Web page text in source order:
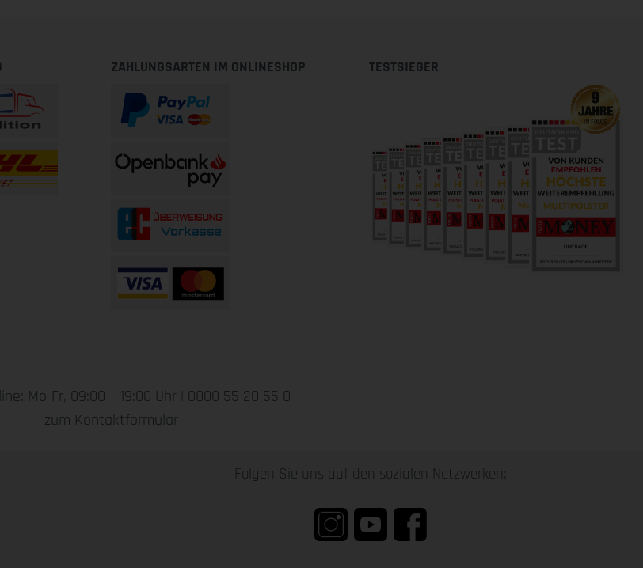
ZAHLUNGSARTEN IM ONLINESHOP TESTSIEGER
Mo-Fr, 09:00 – 19:00 Uhr | 0800 55 20 55 0
zum Kontaktformular
Folgen Sie uns auf den sozialen Netzwerken: